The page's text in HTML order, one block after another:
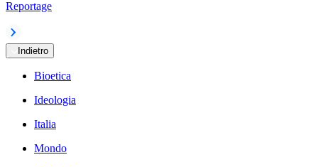
Reportage
Indietro
Bioetica
Ideologia
Italia
Mondo